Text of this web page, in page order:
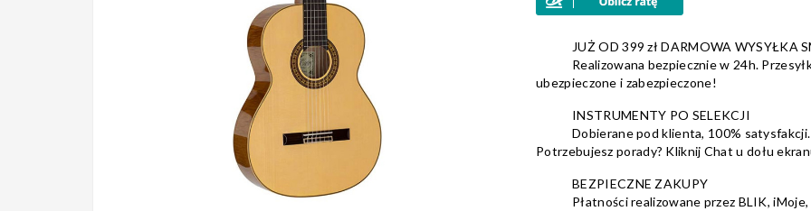
JUŻ OD 399 zł DARMOWA WYSYŁKA
Realizowana bezpiecznie w 24h.
ubezpieczone i zabezpieczone!
INSTRUMENTY PO SELEKCJI
Dobierane pod klienta, 100% satysfakcji.
Potrzebujesz porady? Kliknij Chat u dołu
BEZPIECZNE ZAKUPY
Płatności realizowane przez BLIK, iMoje,